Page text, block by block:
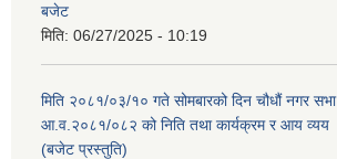
बजेट
मिति: 06/27/2025 - 10:19
मिति २०८१/०३/१० गते सोमबारको दिन चौधौं नगर सभा
आ.व.२०८१/०८२ को निति तथा कार्यक्रम र आय व्यय
(बजेट प्रस्तुति)